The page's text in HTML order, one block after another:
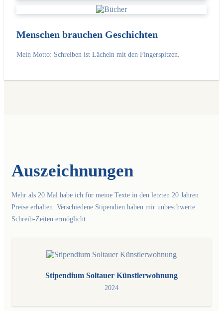
Menschen brauchen Geschichten
Mein Motto: Schreiben ist Lächeln mit den Fingerspitzen.
Auszeichnungen
Mehr als 20 Mal habe ich für meine Texte in den letzten 20 Jahren
Preise erhalten. Verschiedene Stipendien haben mir unbeschwerte
Schreib-Zeiten ermöglicht.
Stipendium Soltauer Künstlerwohnung
2024